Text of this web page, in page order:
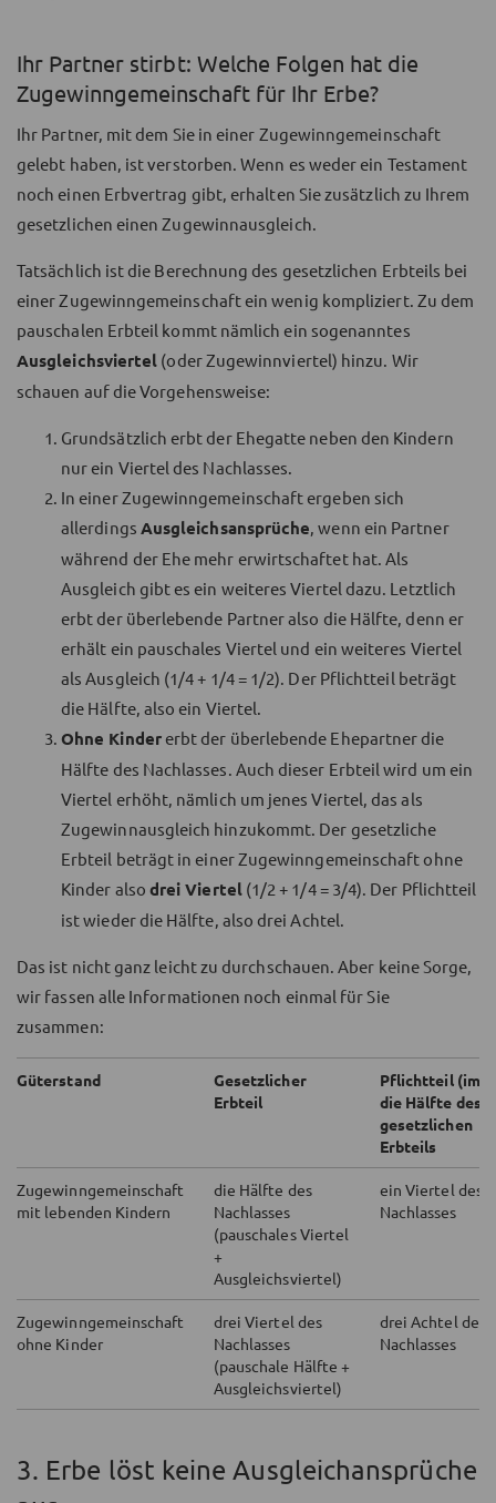
Ihr Partner stirbt: Welche Folgen hat die
Zugewinngemeinschaft für Ihr Erbe?
Ihr Partner, mit dem Sie in einer Zugewinngemeinschaft
gelebt haben, ist verstorben. Wenn es weder ein Testament
noch einen Erbvertrag gibt, erhalten Sie zusätzlich zu Ihrem
gesetzlichen einen Zugewinnausgleich.
Tatsächlich ist die Berechnung des gesetzlichen Erbteils bei
einer Zugewinngemeinschaft ein wenig kompliziert. Zu dem
pauschalen Erbteil kommt nämlich ein sogenanntes
Ausgleichsviertel (oder Zugewinnviertel) hinzu. Wir
schauen auf die Vorgehensweise:
Grundsätzlich erbt der Ehegatte neben den Kindern
nur ein Viertel des Nachlasses.
In einer Zugewinngemeinschaft ergeben sich
allerdings Ausgleichsansprüche, wenn ein Partner
während der Ehe mehr erwirtschaftet hat. Als
Ausgleich gibt es ein weiteres Viertel dazu. Letztlich
erbt der überlebende Partner also die Hälfte, denn er
erhält ein pauschales Viertel und ein weiteres Viertel
als Ausgleich (1/4 + 1/4 = 1/2). Der Pflichtteil beträgt
die Hälfte, also ein Viertel.
Ohne Kindererbt der überlebende Ehepartner die
Hälfte des Nachlasses. Auch dieser Erbteil wird um ein
Viertel erhöht, nämlich um jenes Viertel, das als
Zugewinnausgleich hinzukommt. Der gesetzliche
Erbteil beträgt in einer Zugewinngemeinschaft ohne
Kinder also drei Viertel(1/2 + 1/4 = 3/4). Der Pflichtteil
ist wieder die Hälfte, also drei Achtel.
Das ist nicht ganz leicht zu durchschauen. Aber keine Sorge,
wir fassen alle Informationen noch einmal für Sie
zusammen:
Güterstand
Gesetzlicher
Erbteil
Pflichtteil
die Hälfte des
gesetzlichen
Erbteils
Zugewinngemeinschaft
mit lebenden Kindern
die Hälfte des
Nachlasses
(pauschales Viertel
+
Ausgleichsviertel)
ein Viertel des
Nachlasses
Zugewinngemeinschaft
ohne Kinder
drei Viertel des
Nachlasses
(pauschale Hälfte +
Ausgleichsviertel)
drei Achtel des
Nachlasses
3. Erbe löst keine Ausgleichansprüche